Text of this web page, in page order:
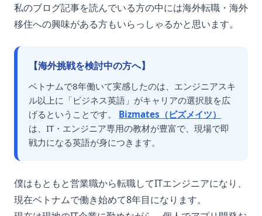
私のブログ記事を読んでいる方の中には海外転職・海外
移住への興味がある方もいらっしゃるかと思います。
【海外挑戦を検討中の方へ】
ベトナムで8年働いて実感したのは、エンジニアスキ
ル以上に「ビジネス英語」がキャリアの選択肢を広
げるということです。 Bizmates（ビズメイツ）
は、IT・エンジニア専用の教材が豊富で、現場で即
戦力になる英語が身につきます。
僕はもともと営業職から転職してITエンジニアになり、
現在ベトナムで働き始めて8年目になります。